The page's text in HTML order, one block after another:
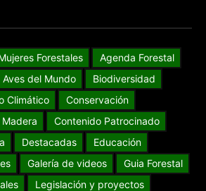
Forestales
Agenda Forestal
Aves del Mundo
Biodiversidad
Climático
Conservación
Contenido Patrocinado
Destacadas
Educación
Galería de videos
Guia Forestal
Legislación y proyectos